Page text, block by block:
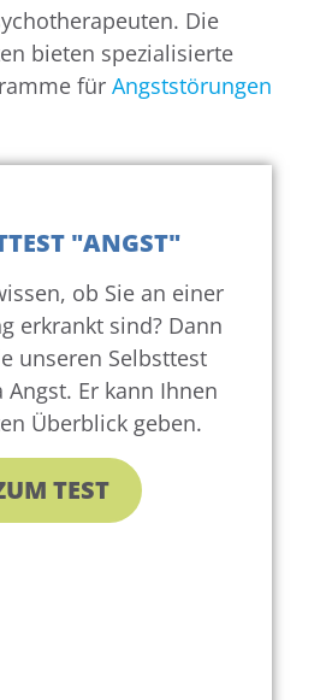
Die
bieten spezialisierte
für Angststörungen
"ANGST"
ob Sie an einer
erkrankt sind? Dann
unseren Selbsttest
Angst. Er kann Ihnen
Überblick geben.
TEST